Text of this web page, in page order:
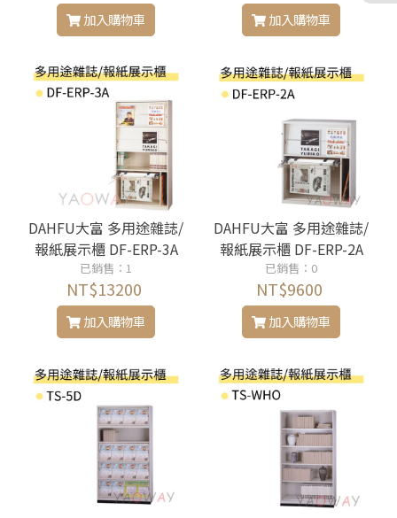
加入購物車 加入購物車
DAHFU大富 多用途雜誌/
報紙展示櫃 DF-ERP-3A
已銷售：1
NT$13200
加入購物車
DAHFU大富 多用途雜誌/
報紙展示櫃 DF-ERP-2A
已銷售：0
NT$9600
加入購物車